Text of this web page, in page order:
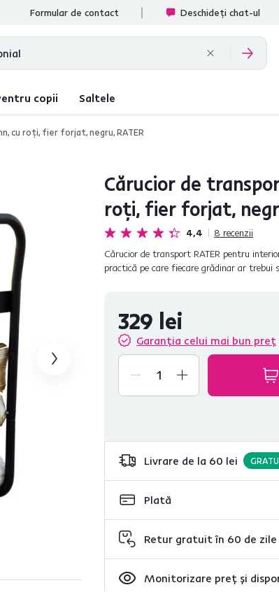
Formular de contact Deschideți chat-ul
copii Saltele
cu roţi, fier forjat, negru, RATER
Cărucior de
roţi, fier forjat,
4,4 8 recenzii
Cărucior de transport RATER pentru
practică pe care fiecare grădinar ar trebui
329 lei
Garanția celui mai bun preț
Livrare de la 60 lei
Plată
Retur gratuit în 60 de zile
Monitorizare preț și